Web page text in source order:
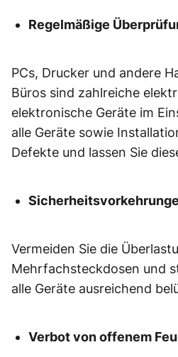
Regelmäßige
PCs, Drucker und andere
Büros sind zahlreiche
elektronische Geräte im
alle Geräte sowie
Defekte und lassen Sie
Vermeiden Sie die
Mehrfachsteckdosen und
alle Geräte ausreichend
Verbot von offenem